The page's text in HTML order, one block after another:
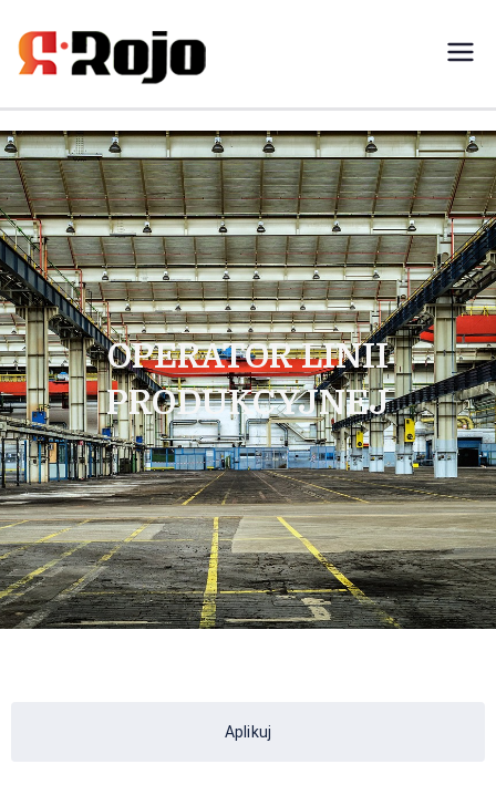
Rojo- agencja pracy świadczymy
rekrutacji między pracodawcą a
pracownikiem
OPERATOR LINII
PRODUKCYJNEJ
Aplikuj